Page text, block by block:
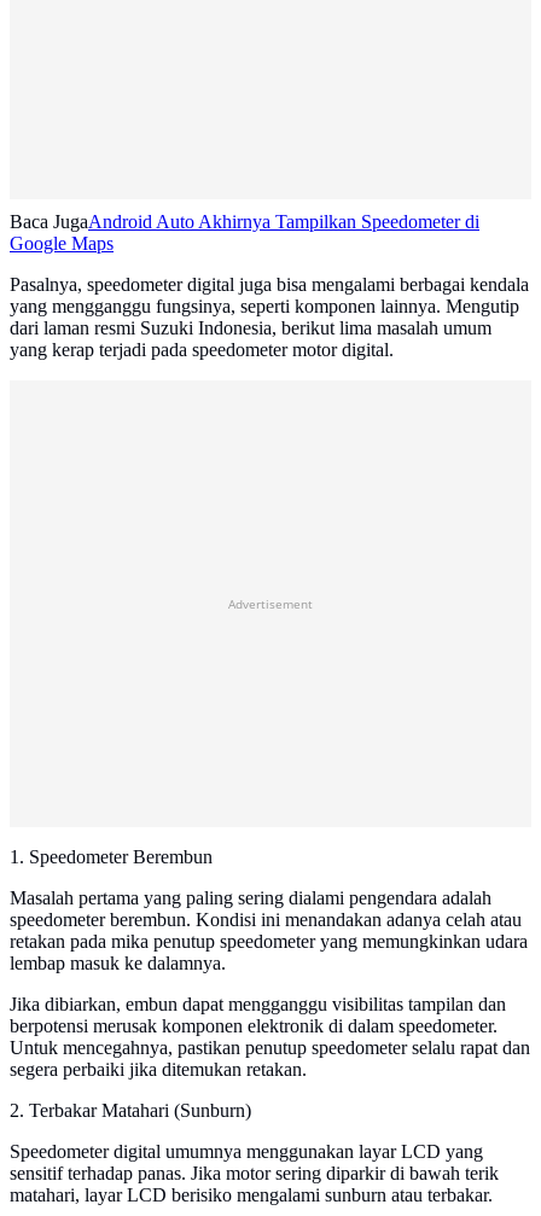
Baca JugaAndroid Auto Akhirnya Tampilkan Speedometer di
Google Maps
Pasalnya, speedometer digital juga bisa mengalami berbagai kendala
yang mengganggu fungsinya, seperti komponen lainnya. Mengutip
dari laman resmi Suzuki Indonesia, berikut lima masalah umum
yang kerap terjadi pada speedometer motor digital.
Advertisement
1. Speedometer Berembun
Masalah pertama yang paling sering dialami pengendara adalah
speedometer berembun. Kondisi ini menandakan adanya celah atau
retakan pada mika penutup speedometer yang memungkinkan udara
lembap masuk ke dalamnya.
Jika dibiarkan, embun dapat mengganggu visibilitas tampilan dan
berpotensi merusak komponen elektronik di dalam speedometer.
Untuk mencegahnya, pastikan penutup speedometer selalu rapat dan
segera perbaiki jika ditemukan retakan.
2. Terbakar Matahari (Sunburn)
Speedometer digital umumnya menggunakan layar LCD yang
sensitif terhadap panas. Jika motor sering diparkir di bawah terik
matahari, layar LCD berisiko mengalami sunburn atau terbakar.